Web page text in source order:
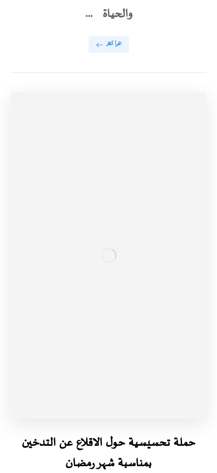
والحياة ...
اقرأ أكثر
حملة تحسيسية حول الاقلاع عن التدخين
بمناسبة شهر رمضان